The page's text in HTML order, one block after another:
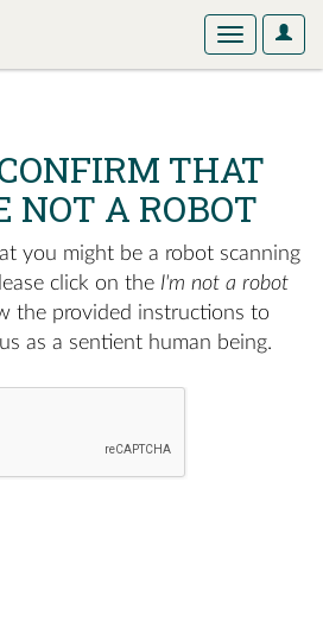
User
Toggle
THAT
NOT A ROBOT
you might be a robot scanning
click on the I'm not a robot
the provided instructions to
as a sentient human being.